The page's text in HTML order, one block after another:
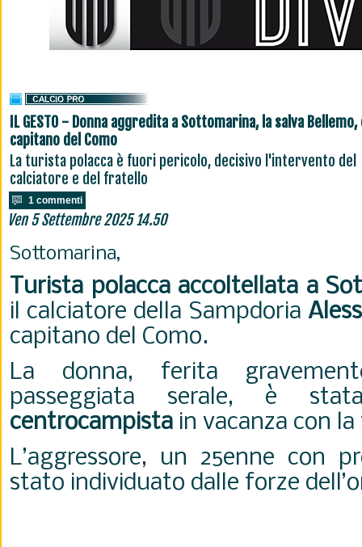
IL GESTO - Donna aggredita a Sottomarina, la salva Bellemo,
capitano del Como
La turista polacca è fuori pericolo, decisivo l'intervento del
calciatore e del fratello
1 commenti
Ven 5 Settembre 2025 14.50
Sottomarina,
Turista polacca accoltellata a
il calciatore della Sampdoria
capitano del Como.
La donna, ferita
passeggiata serale, è
centrocampista in vacanza con
L’aggressore, un 25enne con
stato individuato dalle forze